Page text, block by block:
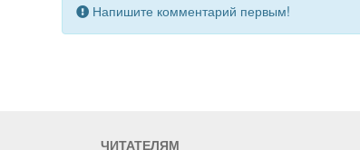
Напишите комментарий первым!
ЧИТАТЕЛЯМ